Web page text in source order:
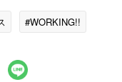
#WORKING!!